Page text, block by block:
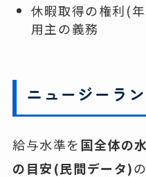
休暇取得の権利(
用主の義務
ニュージーラ
給与水準を国全体の
の目安(民間データ)